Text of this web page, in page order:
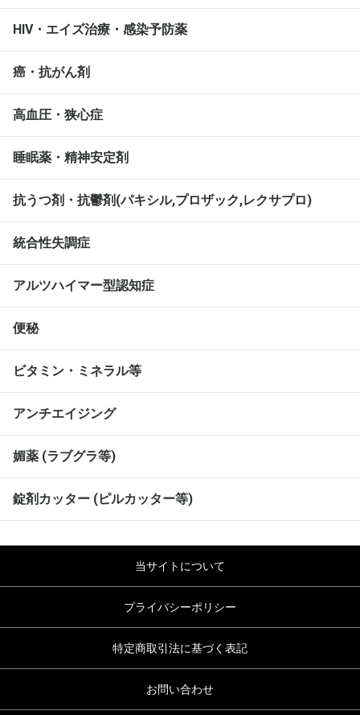
HIV・エイズ治療・感染予防薬
癌・抗がん剤
高血圧・狭心症
睡眠薬・精神安定剤
抗うつ剤・抗鬱剤(パキシル,プロザック,レクサプロ)
統合性失調症
アルツハイマー型認知症
便秘
ビタミン・ミネラル等
アンチエイジング
媚薬 (ラブグラ等)
錠剤カッター (ピルカッター等)
当サイトについて
プライバシーポリシー
特定商取引法に基づく表記
お問い合わせ